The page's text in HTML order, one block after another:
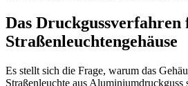
Das
Straßenleuchtengehäuse
Es stellt sich die Frage, warum das
Straßenleuchte aus Aluminiumdruckguss